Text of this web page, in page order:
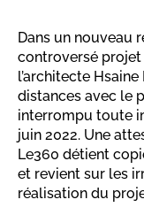
Dans un nouveau
controversé
l’architecte
distances avec le
interrompu toute
juin 2022. Une
Le360 détient
et revient sur les
réalisation du